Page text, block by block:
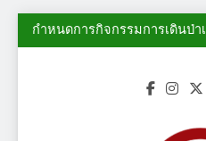
Skip
to
นิทรรศการสวนพฤกษ
กำหนดการกิจกรรมการเดินป่า
ฟอรั่ม AMS: ฤดูกาลเห็ดใ
นิทรรศการสวนพฤกษ
กำหนดการกิจกรรมการเดินป่า